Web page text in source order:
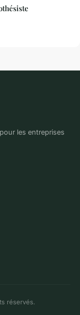
les entreprises
réservés.